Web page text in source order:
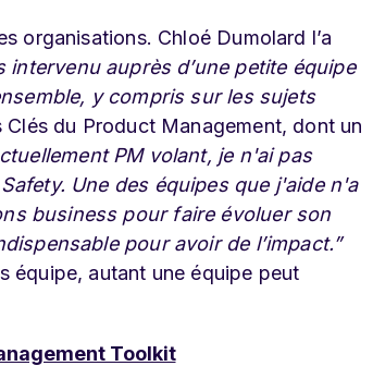
organisations. Chloé Dumolard l’a
intervenu auprès d’une petite équipe
y compris sur les sujets
du Product Management, dont un
PM volant, je n'ai pas
Une des équipes que j'aide n'a
business pour faire évoluer son
pour avoir de l’impact.”
équipe, autant une équipe peut
Toolkit